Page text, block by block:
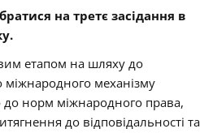
на третє засідання в
етапом на шляху до
міжнародного механізму
до норм міжнародного права,
до відповідальності та